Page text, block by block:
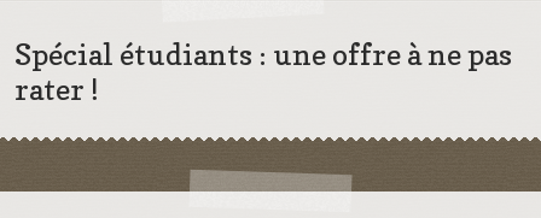
Spécial étudiants : une offre à ne pas
rater !